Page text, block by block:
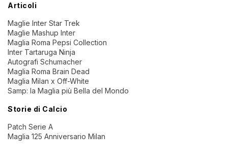
Articoli
Maglie Inter Star Trek
Maglie Mashup Inter
Maglia Roma Pepsi Collection
Inter Tartaruga Ninja
Autografi Schumacher
Maglia Roma Brain Dead
Maglia Milan x Off-White
Samp: la Maglia più Bella del Mondo
Storie di Calcio
Patch Serie A
Maglia 125 Anniversario Milan